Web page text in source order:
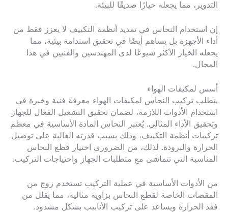
التدوير، مما يجعله خيارًا صديقًا للبيئة.
إن استخدام النحاس في تمديد أنظمة التكييف لا يعزز فقط من
أداء الأجهزة بل يساهم أيضًا في تحقيق استدامة بيئية، مما
يجعله الخيار الأكثر شيوعًا لدى المهندسين والفنيين في هذا
المجال.
أسس لمكيفات الهواء
يتطلب تركيب النحاس لمكيفات الهواء معرفة فنية وخبرة في
استخدام الأدوات اللازمة، لضمان تحقيق التشغيل الفعال للجهاز
وتحقيق الأداء المثالي. يُعتبر النحاس المادة الأساسية في معظم
تركيبات أنظمة التكييف، وذلك بسبب قدرته العالية على توصيل
الحرارة والبرودة. لذلك، من الضروري اختيار قطع النحاس
المناسبة التي تتماشى مع متطلبات الجهاز واحتياجات التركيب.
من الأدوات الأساسية في عملية التركيب تستخدم زوج من
المقصات الخاصة لقطع النحاس بزاوية مثالية، مما يقلل من
فقد الحرارة ويساعد على تركيب الأنابيب بشكل مشدود.